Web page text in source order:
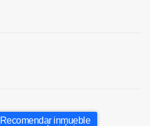
Recomendar inmueble